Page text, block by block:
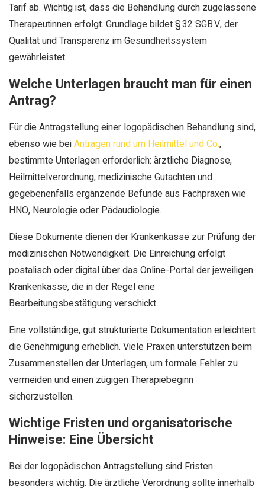
Tarif ab. Wichtig ist, dass die Behandlung durch zugelassene
Therapeutinnen erfolgt. Grundlage bildet § 32 SGB V, der
Qualität und Transparenz im Gesundheitssystem
gewährleistet.
Welche Unterlagen braucht man für einen
Antrag?
Für die Antragstellung einer logopädischen Behandlung sind,
ebenso wie beiAnträgen rund um Heilmittel und Co.,
bestimmte Unterlagen erforderlich: ärztliche Diagnose,
Heilmittelverordnung, medizinische Gutachten und
gegebenenfalls ergänzende Befunde aus Fachpraxen wie
HNO, Neurologie oder Pädaudiologie.
Diese Dokumente dienen der Krankenkasse zur Prüfung der
medizinischen Notwendigkeit. Die Einreichung erfolgt
postalisch oder digital über das Online-Portal der jeweiligen
Krankenkasse, die in der Regel eine
Bearbeitungsbestätigung verschickt.
Eine vollständige, gut strukturierte Dokumentation erleichtert
die Genehmigung erheblich. Viele Praxen unterstützen beim
Zusammenstellen der Unterlagen, um formale Fehler zu
vermeiden und einen zügigen Therapiebeginn
sicherzustellen.
Wichtige Fristen und organisatorische
Hinweise: Eine Übersicht
Bei der logopädischen Antragstellung sind Fristen
besonders wichtig. Die ärztliche Verordnung sollte innerhalb